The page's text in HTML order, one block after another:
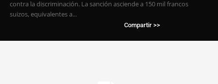
contra la discriminación. La sanción asciende a 150 mil francos
suizos, equivalentes a...
Compartir >>